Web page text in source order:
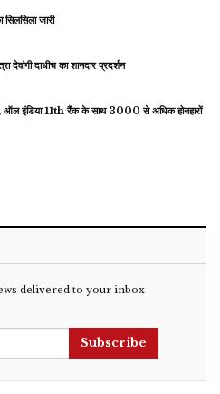
जारी
दाधीच का शानदार प्रदर्शन
इंडिया 11th रैंक के साथ 3000 से अधिक होनहारों
delivered to your inbox
Subscribe